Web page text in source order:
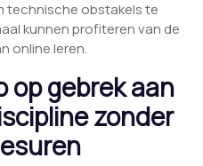
technische obstakels te
kunnen profiteren van de
online leren.
op gebrek aan
zonder